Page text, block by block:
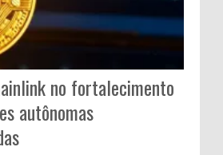
no fortalecimento
autônomas